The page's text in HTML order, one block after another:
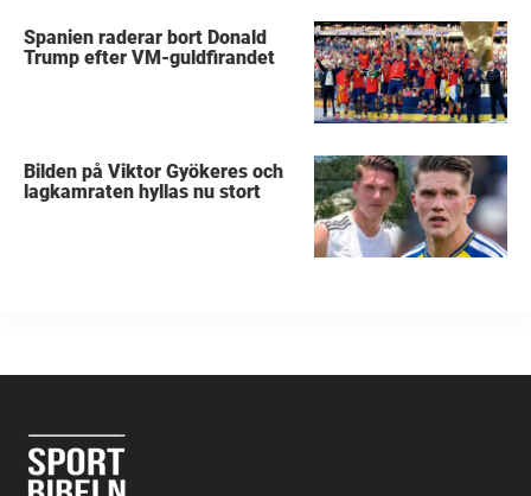
Spanien raderar bort Donald
Trump efter VM-guldfirandet
Bilden på Viktor Gyökeres och
lagkamraten hyllas nu stort